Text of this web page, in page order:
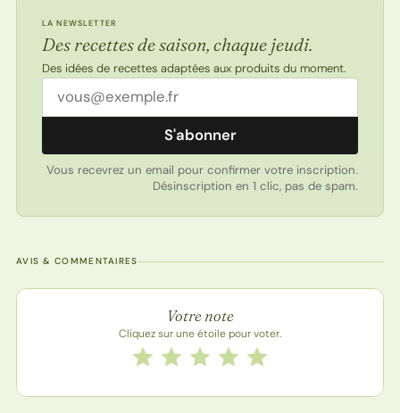
LA NEWSLETTER
Des recettes de saison, chaque jeudi.
Des idées de recettes adaptées aux produits du moment.
Adresse email
S'abonner
Vous recevrez un email pour confirmer votre inscription.
Désinscription en 1 clic, pas de spam.
AVIS & COMMENTAIRES
Note de la recette
Votre note
Cliquez sur une étoile pour voter.
Notez cette recette de 1 à 5 étoiles
5 étoiles
4 étoiles
3 étoiles
2 étoiles
1 étoile